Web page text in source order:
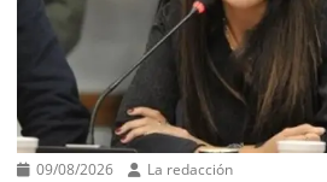
09/08/2026 La redacción